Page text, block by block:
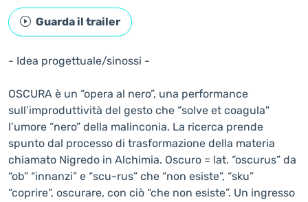
Guarda il trailer
- Idea progettuale/sinossi -
OSCURA è un “opera al nero”, una performance
sull’improduttività del gesto che “solve et coagula"
l’umore “nero” della malinconia. La ricerca prende
spunto dal processo di trasformazione della materia
chiamato Nigredo in Alchimia. Oscuro = lat. “oscurus” da
“ob” “innanzi” e “scu-rus” che “non esiste”, “sku”
“coprire”, oscurare, con ciò “che non esiste”. Un ingresso